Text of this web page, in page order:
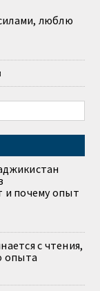
люблю
и почему опыт
с чтения,
опыта